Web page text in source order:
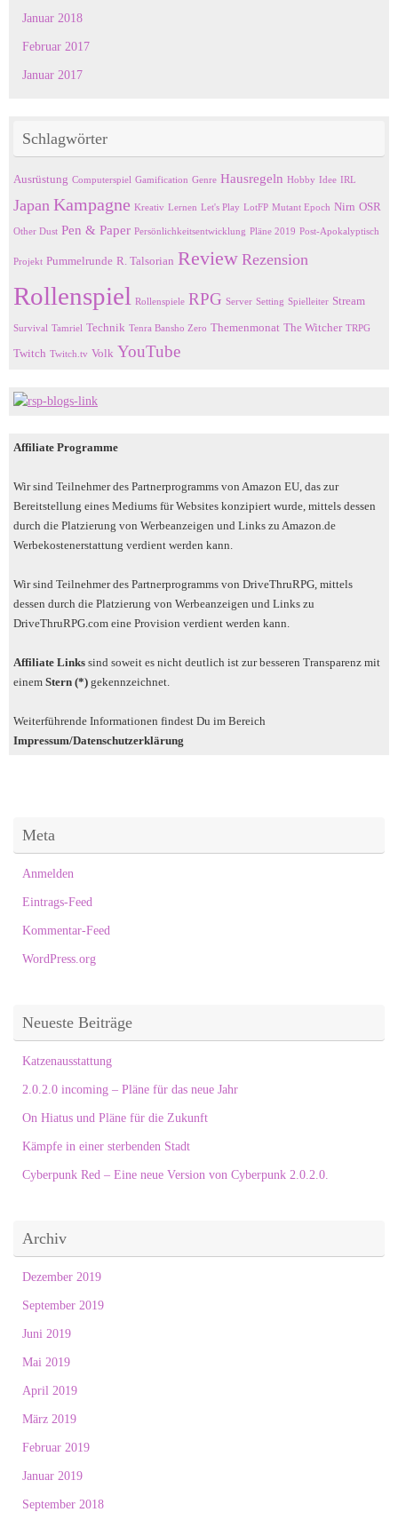
Januar 2018
Februar 2017
Januar 2017
Schlagwörter
Ausrüstung Computerspiel Gamification Genre Hausregeln Hobby Idee IRL
Japan Kampagne Kreativ Lernen Let's Play LotFP Mutant Epoch Nirn OSR
Other Dust Pen & Paper Persönlichkeitsentwicklung Pläne 2019 Post-Apokalyptisch
Projekt Pummelrunde R. Talsorian Review Rezension
Rollenspiel Rollenspiele RPG Server Setting Spielleiter Stream
Survival Tamriel Technik Tenra Bansho Zero Themenmonat The Witcher TRPG
Twitch Twitch.tv Volk YouTube
Affiliate Programme
Wir sind Teilnehmer des Partnerprogramms von Amazon EU, das zur
Bereitstellung eines Mediums für Websites konzipiert wurde, mittels dessen
durch die Platzierung von Werbeanzeigen und Links zu Amazon.de
Werbekostenerstattung verdient werden kann.
Wir sind Teilnehmer des Partnerprogramms von DriveThruRPG, mittels
dessen durch die Platzierung von Werbeanzeigen und Links zu
DriveThruRPG.com eine Provision verdient werden kann.
Affiliate Links sind soweit es nicht deutlich ist zur besseren Transparenz mit
einem Stern (*) gekennzeichnet.
Weiterführende Informationen findest Du im Bereich
Impressum/Datenschutzerklärung
Meta
Anmelden
Eintrags-Feed
Kommentar-Feed
WordPress.org
Neueste Beiträge
Katzenausstattung
2.0.2.0 incoming – Pläne für das neue Jahr
On Hiatus und Pläne für die Zukunft
Kämpfe in einer sterbenden Stadt
Cyberpunk Red – Eine neue Version von Cyberpunk 2.0.2.0.
Archiv
Dezember 2019
September 2019
Juni 2019
Mai 2019
April 2019
März 2019
Februar 2019
Januar 2019
September 2018